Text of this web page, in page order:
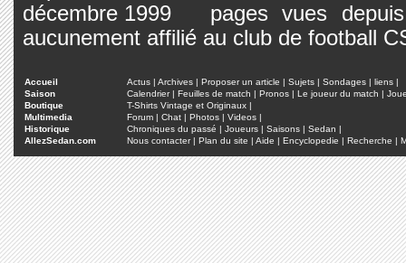
pages vues
aucunement affilié au club de football
Accueil Actus | Archives | Proposer un article | Sujets | Sondages | liens |
Saison
Calendrier| Feuilles de match | Pronos | Le joueur du match |
Boutique
T-Shirts Vintage et Originaux |
Multimedia
Forum | Chat | Photos | Videos |
Historique
Chroniques du passé | Joueurs | Saisons | Sedan |
AllezSedan.com
Nous contacter| Plan du site | Aide | Encyclopedie | Recherche |